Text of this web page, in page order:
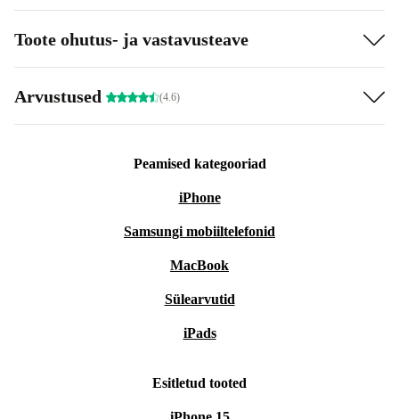
Toote ohutus- ja vastavusteave
Arvustused (4.6)
Peamised kategooriad
iPhone
Samsungi mobiiltelefonid
MacBook
Sülearvutid
iPads
Esitletud tooted